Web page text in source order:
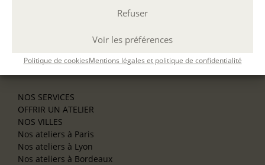
Refuser
Voir les préférences
Politique de cookiesMentions légales et politique de confidentialité
Les stages pour artistes-auteurs
Se former à la biographie
NOS SERVICES
OFFRIR UN ATELIER
NOS VILLES
Nos ateliers à Paris
Nos ateliers à Lyon
Nos ateliers à Bordeaux